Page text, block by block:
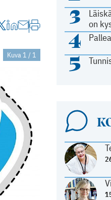
3
on
4
5
Kuva 1 / 1